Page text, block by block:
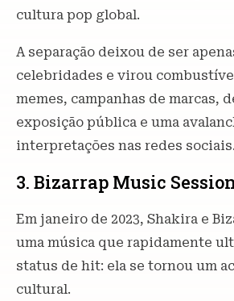
cultura pop global.
A separação deixou de ser
celebridades e virou
memes, campanhas de marcas,
exposição pública e uma
interpretações nas redes sociais.
3. Bizarrap Music
Em janeiro de 2023, Shakira e
uma música que rapidamente
status de hit: ela se tornou um
cultural.